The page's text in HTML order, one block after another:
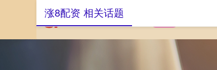
涨8配资 相关话题